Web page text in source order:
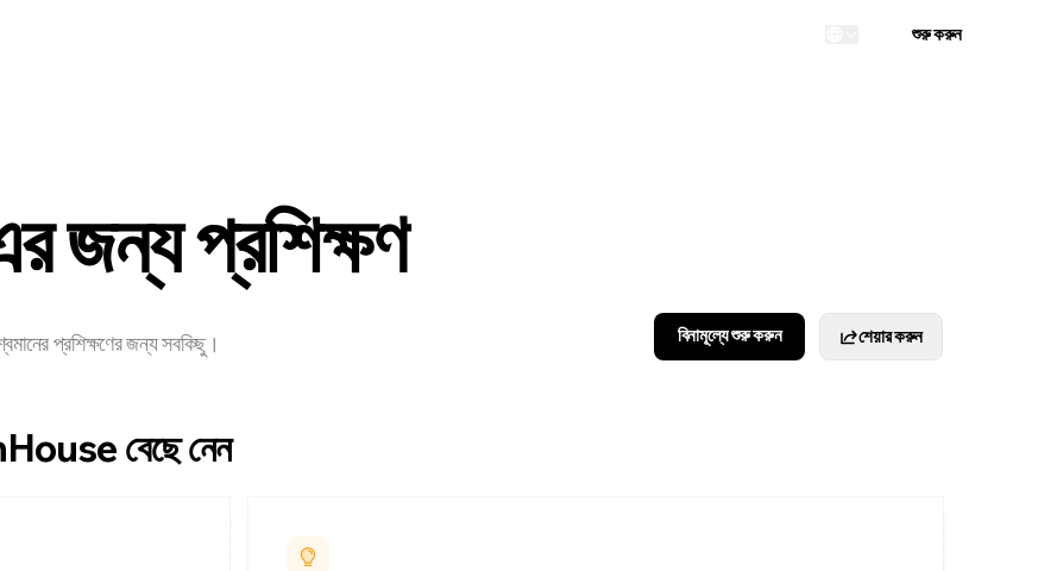
শুরু করুন
জন্য প্রশিক্ষণ
প্রশিক্ষণের জন্য সবকিছু। বিনামূল্যে শুরু করুন শেয়ার করুন
বেছে নেন